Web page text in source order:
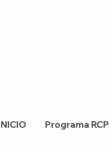
Programa RCP